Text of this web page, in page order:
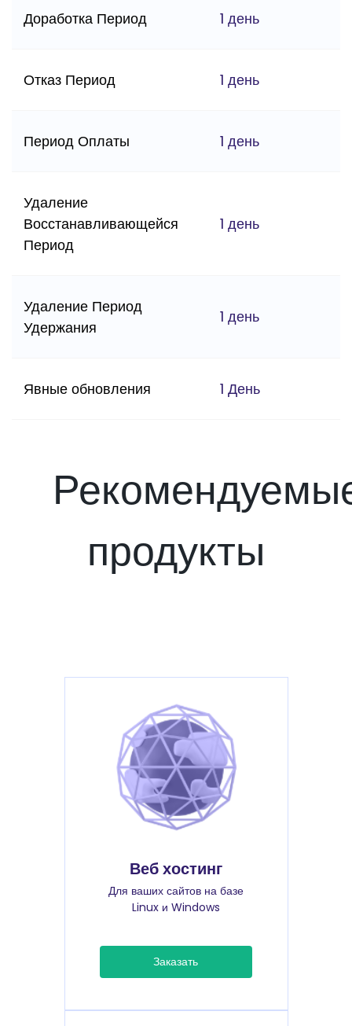
Доработка Период 1 день
Отказ Период 1 день
Период Оплаты 1 день
Удаление
Восстанавливающейся
Период
1 день
Удаление Период
Удержания
1 день
Явные обновления 1 День
продукты
Веб хостинг
Для ваших сайтов на базе
Linux и Windows
Заказать